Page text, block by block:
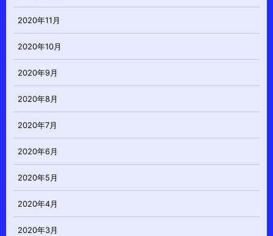
2020年11月
2020年10月
2020年9月
2020年8月
2020年7月
2020年6月
2020年5月
2020年4月
2020年3月